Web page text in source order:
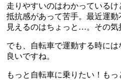
走りやすいのはわかっている
抵抗感があって苦手。最近運
見えるのはちょっと…。その気
でも、自転車で運動する時に
良いですね。
もっと自転車に乗りたい！もっ